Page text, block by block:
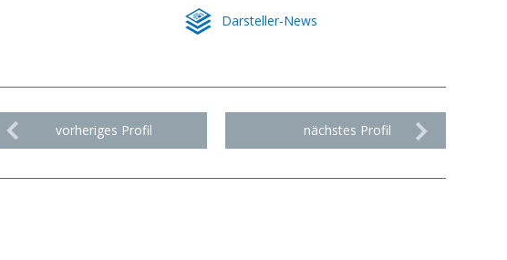
Darsteller-News
nächstes Profil
vorheriges Profil